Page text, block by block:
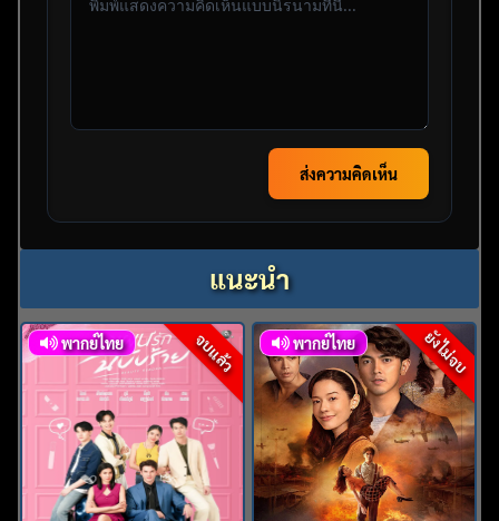
ส่งความคิดเห็น
แนะนำ
จบแล้ว
พากย์ไทย ยังไม่จบ
พากย์ไทย